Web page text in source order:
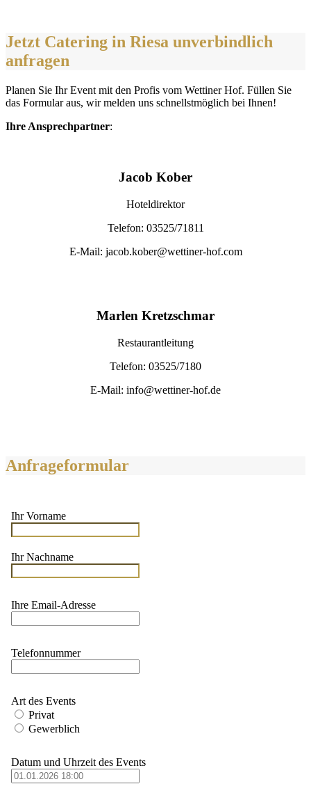
Jetzt Catering in Riesa unverbindlich
anfragen
Planen Sie Ihr Event mit den Profis vom Wettiner Hof. Füllen Sie
das Formular aus, wir melden uns schnellstmöglich bei Ihnen!
Ihre Ansprechpartner:
Jacob Kober
Hoteldirektor
Telefon: 03525/71811
E-Mail: jacob.kober@wettiner-hof.com
Marlen Kretzschmar
Restaurantleitung
Telefon: 03525/7180
E-Mail: info@wettiner-hof.de
Anfrageformular
Ihr Vorname
Ihr Nachname
Ihre Email-Adresse
Telefonnummer
Art des Events
Privat
Gewerblich
Datum und Uhrzeit des Events